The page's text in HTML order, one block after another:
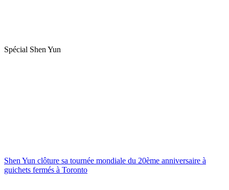
Spécial Shen Yun
Shen Yun clôture sa tournée mondiale du 20ème anniversaire à
guichets fermés à Toronto